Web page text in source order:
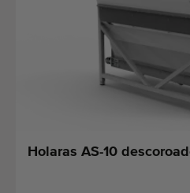
Holaras AS-10